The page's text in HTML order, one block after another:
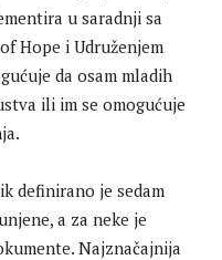
u saradnji sa
Hope i Udruženjem
da osam mladih
ili im se omogućuje
definirano je sedam
a za neke je
Najznačajnija